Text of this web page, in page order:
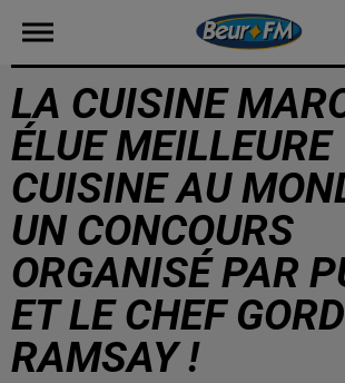
LA CUISINE
ÉLUE MEILLEURE
CUISINE AU
UN CONCOURS
ORGANISÉ PAR
ET LE CHEF
RAMSAY !